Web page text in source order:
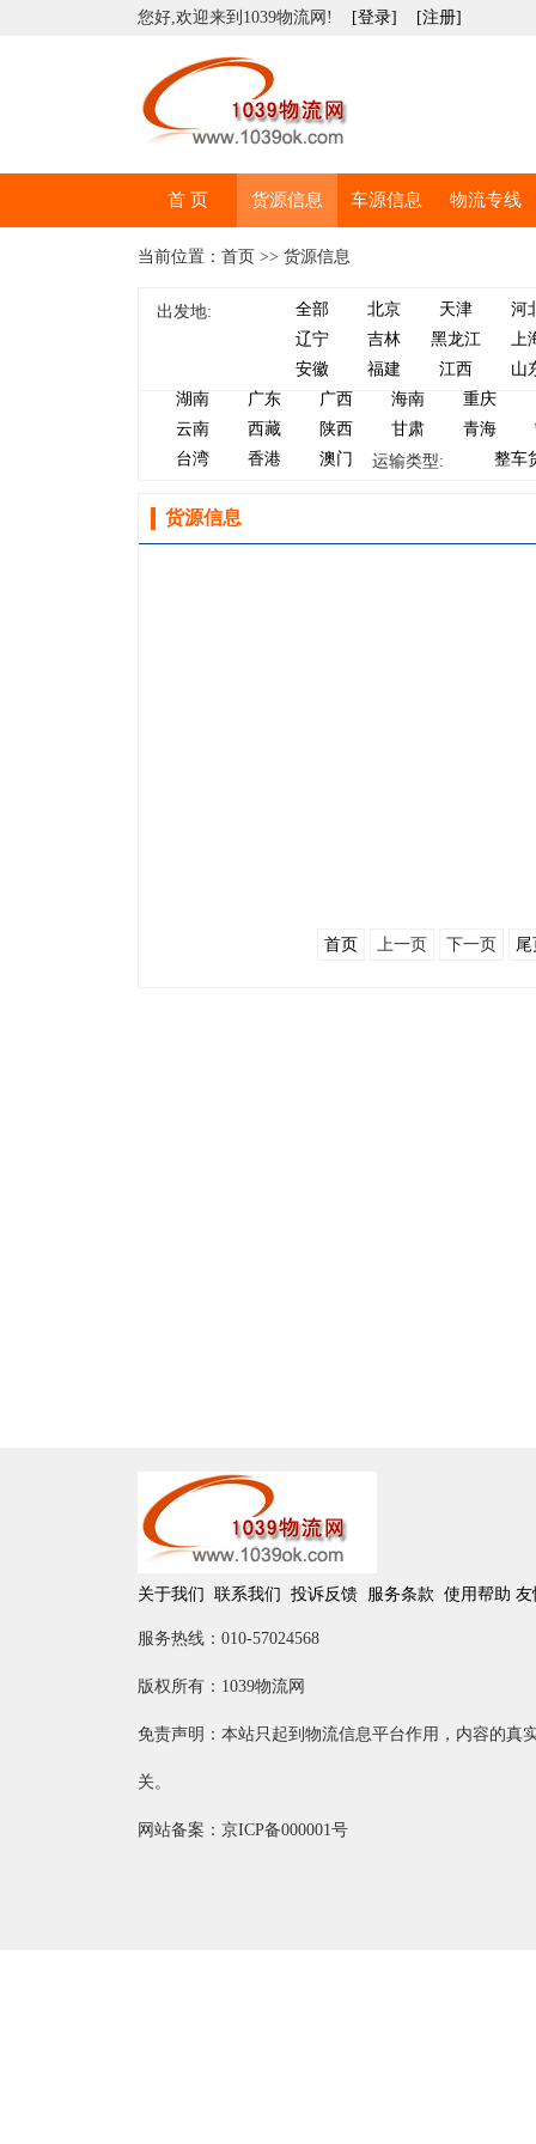
您好,欢迎来到1039物流网! [登录] [注册]
首 页 货源信息 车源信息 物流专线
当前位置：首页 >> 货源信息
出发地: 全部 北京 天津
河
辽宁
吉林 黑龙江
上
安徽
福建 江西
山
湖南
广东 广西 海南 重庆
云南
西藏 陕西 甘肃 青海
台湾
香港 澳门 运输类型: 整车
货源信息
首页 上一页 下一页 尾
关于我们 联系我们 投诉反馈 服务条款 使用帮助 友
服务热线：010-57024568
版权所有：1039物流网
免责声明：本站只起到物流信息平台作用，内容的真
关。
网站备案：京ICP备000001号